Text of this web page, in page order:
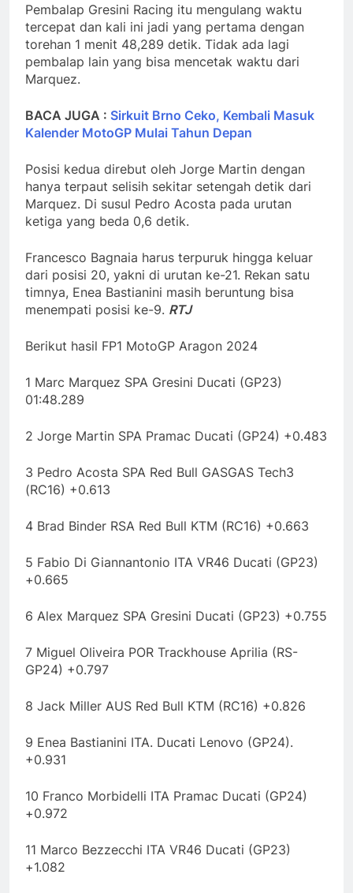
Pembalap Gresini Racing itu mengulang waktu
tercepat dan kali ini jadi yang pertama dengan
torehan 1 menit 48,289 detik. Tidak ada lagi
pembalap lain yang bisa mencetak waktu dari
Marquez.
BACA JUGA : Sirkuit Brno Ceko, Kembali Masuk
Kalender MotoGP Mulai Tahun Depan
Posisi kedua direbut oleh Jorge Martin dengan
hanya terpaut selisih sekitar setengah detik dari
Marquez. Di susul Pedro Acosta pada urutan
ketiga yang beda 0,6 detik.
Francesco Bagnaia harus terpuruk hingga keluar
dari posisi 20, yakni di urutan ke-21. Rekan satu
timnya, Enea Bastianini masih beruntung bisa
menempati posisi ke-9. RTJ
Berikut hasil FP1 MotoGP Aragon 2024
1 Marc Marquez SPA Gresini Ducati (GP23)
01:48.289
2 Jorge Martin SPA Pramac Ducati (GP24) +0.483
3 Pedro Acosta SPA Red Bull GASGAS Tech3
(RC16) +0.613
4 Brad Binder RSA Red Bull KTM (RC16) +0.663
5 Fabio Di Giannantonio ITA VR46 Ducati (GP23)
+0.665
6 Alex Marquez SPA Gresini Ducati (GP23) +0.755
7 Miguel Oliveira POR Trackhouse Aprilia (RS-
GP24) +0.797
8 Jack Miller AUS Red Bull KTM (RC16) +0.826
9 Enea Bastianini ITA. Ducati Lenovo (GP24).
+0.931
10 Franco Morbidelli ITA Pramac Ducati (GP24)
+0.972
11 Marco Bezzecchi ITA VR46 Ducati (GP23)
+1.082